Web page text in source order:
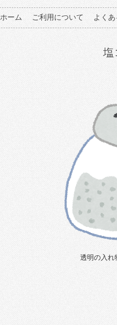
ホーム ご利用について よく
塩
透明の入れ